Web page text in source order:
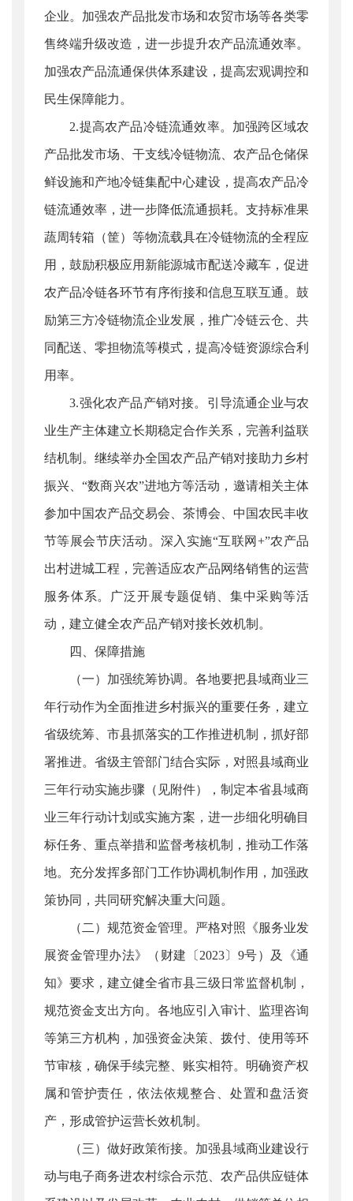
企业。加强农产品批发市场和农贸市场等各类零
售终端升级改造，进一步提升农产品流通效率。
加强农产品流通保供体系建设，提高宏观调控和
民生保障能力。
2.提高农产品冷链流通效率。加强跨区域农
产品批发市场、干支线冷链物流、农产品仓储保
鲜设施和产地冷链集配中心建设，提高农产品冷
链流通效率，进一步降低流通损耗。支持标准果
蔬周转箱（筐）等物流载具在冷链物流的全程应
用，鼓励积极应用新能源城市配送冷藏车，促进
农产品冷链各环节有序衔接和信息互联互通。鼓
励第三方冷链物流企业发展，推广冷链云仓、共
同配送、零担物流等模式，提高冷链资源综合利
用率。
3.强化农产品产销对接。引导流通企业与农
业生产主体建立长期稳定合作关系，完善利益联
结机制。继续举办全国农产品产销对接助力乡村
振兴、“数商兴农”进地方等活动，邀请相关主体
参加中国农产品交易会、茶博会、中国农民丰收
节等展会节庆活动。深入实施“互联网+”农产品
出村进城工程，完善适应农产品网络销售的运营
服务体系。广泛开展专题促销、集中采购等活
动，建立健全农产品产销对接长效机制。
四、保障措施
（一）加强统筹协调。各地要把县域商业三
年行动作为全面推进乡村振兴的重要任务，建立
省级统筹、市县抓落实的工作推进机制，抓好部
署推进。省级主管部门结合实际，对照县域商业
三年行动实施步骤（见附件），制定本省县域商
业三年行动计划或实施方案，进一步细化明确目
标任务、重点举措和监督考核机制，推动工作落
地。充分发挥多部门工作协调机制作用，加强政
策协同，共同研究解决重大问题。
（二）规范资金管理。严格对照《服务业发
展资金管理办法》（财建〔2023〕9号）及《通
知》要求，建立健全省市县三级日常监督机制，
规范资金支出方向。各地应引入审计、监理咨询
等第三方机构，加强资金决策、拨付、使用等环
节审核，确保手续完整、账实相符。明确资产权
属和管护责任，依法依规整合、处置和盘活资
产，形成管护运营长效机制。
（三）做好政策衔接。加强县域商业建设行
动与电子商务进农村综合示范、农产品供应链体